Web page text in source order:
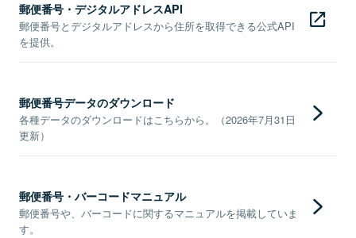
郵便番号・デジタルアドレスAPI
郵便番号とデジタルアドレスから住所を取得できる公式API
を提供。
郵便番号データのダウンロード
各種データのダウンロードはこちらから。（2026年7月31日
更新）
郵便番号・バーコードマニュアル
郵便番号や、バーコードに関するマニュアルを掲載していま
す。